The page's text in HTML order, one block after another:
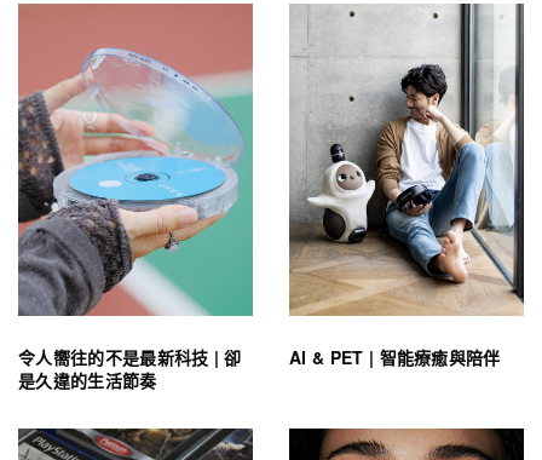
令人嚮往的不是最新科技 | 卻
是久違的生活節奏
AI & PET | 智能療癒與陪伴